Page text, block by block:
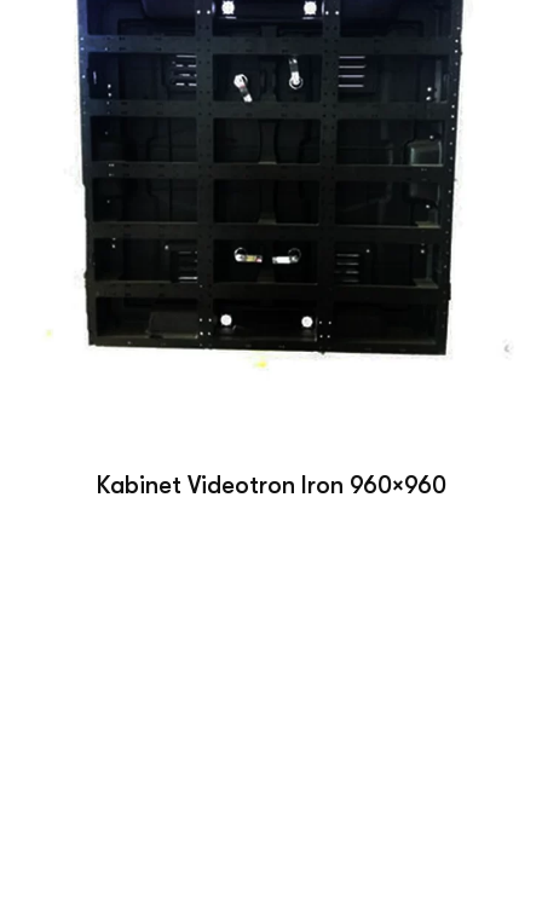
Kabinet Videotron Iron 960×960